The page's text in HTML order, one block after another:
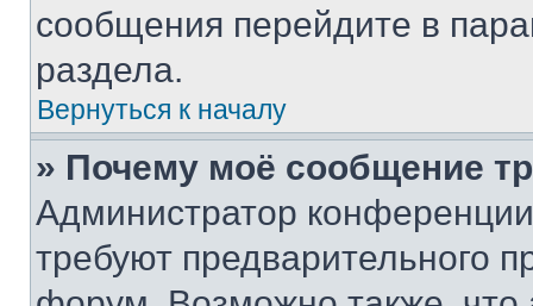
сообщения перейдите в
раздела.
Вернуться к началу
» Почему моё сообщение
Администратор
требуют предварительного